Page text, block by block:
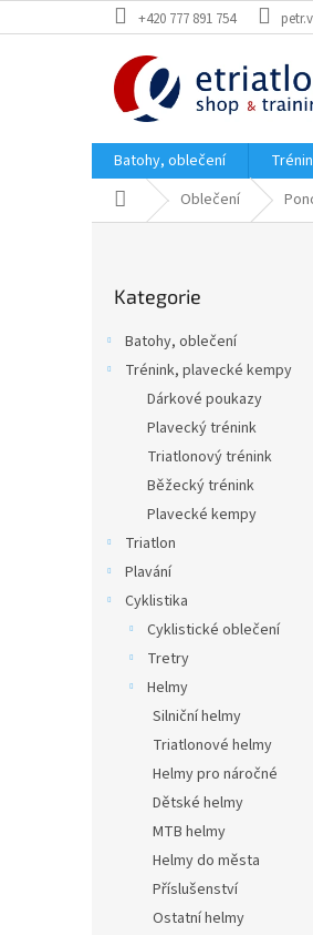
na
+420 777 891 754
Batohy, oblečení
Domů Oblečení
kategorie
Kategorie
Batohy, oblečení
Trénink, plavecké kempy
Dárkové poukazy
Plavecký trénink
Triatlonový trénink
Běžecký trénink
Plavecké kempy
Triatlon
Plavání
Cyklistika
Cyklistické oblečení
Tretry
Helmy
Silniční helmy
Triatlonové helmy
Helmy pro náročné
Dětské helmy
MTB helmy
Helmy do města
Příslušenství
Ostatní helmy